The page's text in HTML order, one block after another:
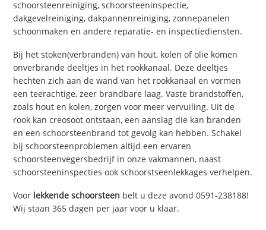
schoorsteenreiniging, schoorsteeninspectie,
dakgevelreiniging, dakpannenreiniging, zonnepanelen
schoonmaken en andere reparatie- en inspectiediensten.
Bij het stoken(verbranden) van hout, kolen of olie komen
onverbrande deeltjes in het rookkanaal. Deze deeltjes
hechten zich aan de wand van het rookkanaal en vormen
een teerachtige, zeer brandbare laag. Vaste brandstoffen,
zoals hout en kolen, zorgen voor meer vervuiling. Uit de
rook kan creosoot ontstaan, een aanslag die kan branden
en een schoorsteenbrand tot gevolg kan hebben. Schakel
bij schoorsteenproblemen altijd een ervaren
schoorsteenvegersbedrijf in onze vakmannen, naast
schoorsteeninspecties ook schoorstseenlekkages verhelpen.
Voor lekkende schoorsteen belt u deze avond 0591-238188!
Wij staan 365 dagen per jaar voor u klaar.